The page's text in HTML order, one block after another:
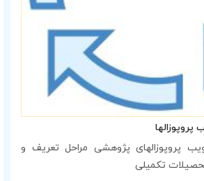
پروپوزالهای پژوهشی مراحل تعریف و
تکمیلی